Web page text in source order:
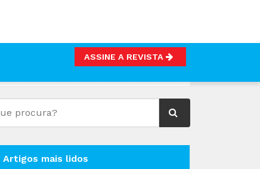
ASSINE A REVISTA
Artigos mais lidos